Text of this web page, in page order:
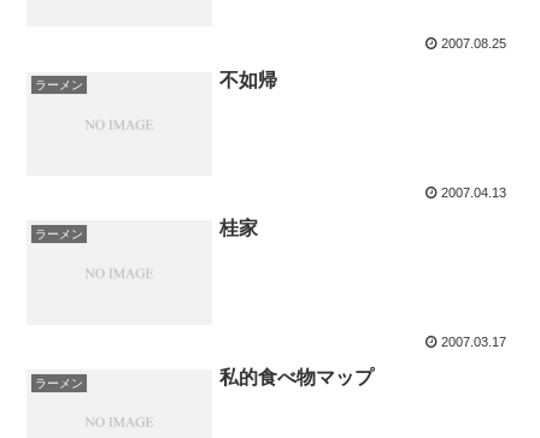
2007.08.25
ラーメン 不如帰
2007.04.13
ラーメン 桂家
2007.03.17
ラーメン 私的食べ物マップ